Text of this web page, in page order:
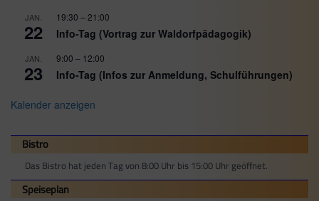
JAN.
22
19:30 – 21:00
Info-Tag (Vortrag zur Waldorfpädagogik)
JAN.
23
9:00 – 12:00
Info-Tag (Infos zur Anmeldung, Schulführungen)
Kalender anzeigen
Bistro
Das Bistro hat jeden Tag von 8:00 Uhr bis 15:00 Uhr geöffnet.
Speiseplan